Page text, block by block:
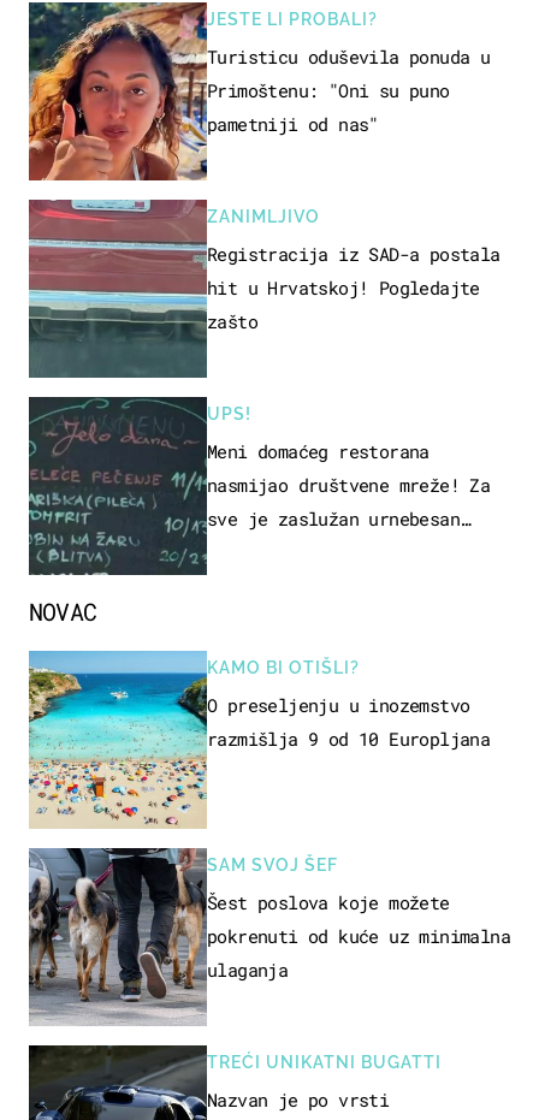
JESTE LI PROBALI?
Turisticu oduševila ponuda u
Primoštenu: "Oni su puno
pametniji od nas"
ZANIMLJIVO
Registracija iz SAD-a postala
hit u Hrvatskoj! Pogledajte
zašto
UPS!
Meni domaćeg restorana
nasmijao društvene mreže! Za
sve je zaslužan urnebesan
NOVAC
KAMO BI OTIŠLI?
O preseljenju u inozemstvo
razmišlja 9 od 10 Europljana
SAM SVOJ ŠEF
Šest poslova koje možete
pokrenuti od kuće uz minimalna
ulaganja
TREĆI UNIKATNI BUGATTI
Nazvan je po vrsti